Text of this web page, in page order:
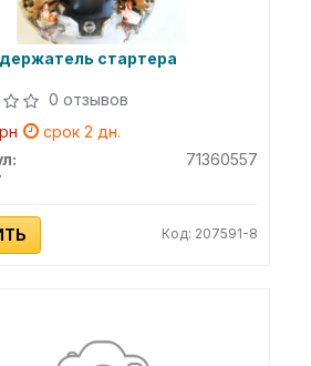
стартера
0 отзывов
срок 2 дн.
71360557
Код: 207591-8